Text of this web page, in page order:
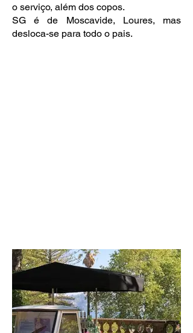
o serviço, além dos copos.
SG é de Moscavide, Loures, mas
desloca-se para todo o pais.